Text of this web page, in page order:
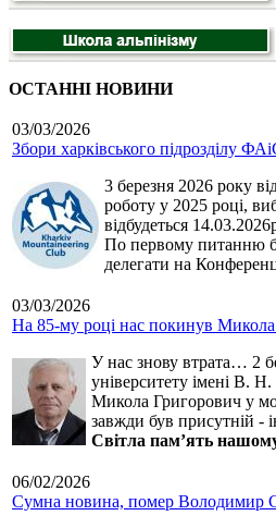
ОСТАННІ НОВИНИ
03/03/2026
Збори харківського підрозділу
3 березня 2026 року
роботу у 2025 році,
відбудеться
По первому питанню
делегати на
03/03/2026
На 85-му році нас покинув Микола
У нас знову втрата… 2
університету імені В. Н.
Микола Григорович у
завжди був присутній -
Світла пам’ять
06/02/2026
Сумна новина, помер Володимир